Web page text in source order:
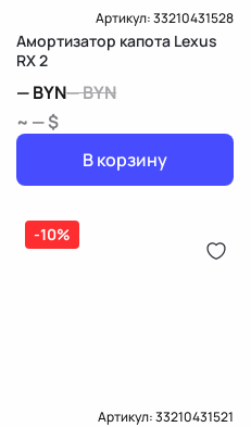
Артикул:33210431528
Амортизатор капота Lexus
RX 2
—BYN—BYN
~ — $
В корзину
-10%
Артикул:33210431521